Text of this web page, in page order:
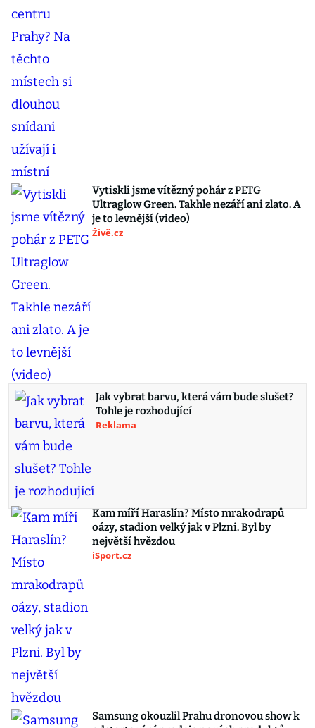
Vytiskli jsme vítězný pohár z PETG
Ultraglow Green. Takhle nezáří ani zlato. A
je to levnější (video)
Živě.cz
Jak vybrat barvu, která vám bude slušet?
Tohle je rozhodující
Reklama
Kam míří Haraslín? Místo mrakodrapů
oázy, stadion velký jak v Plzni. Byl by
největší hvězdou
iSport.cz
Samsung okouzlil Prahu dronovou show k